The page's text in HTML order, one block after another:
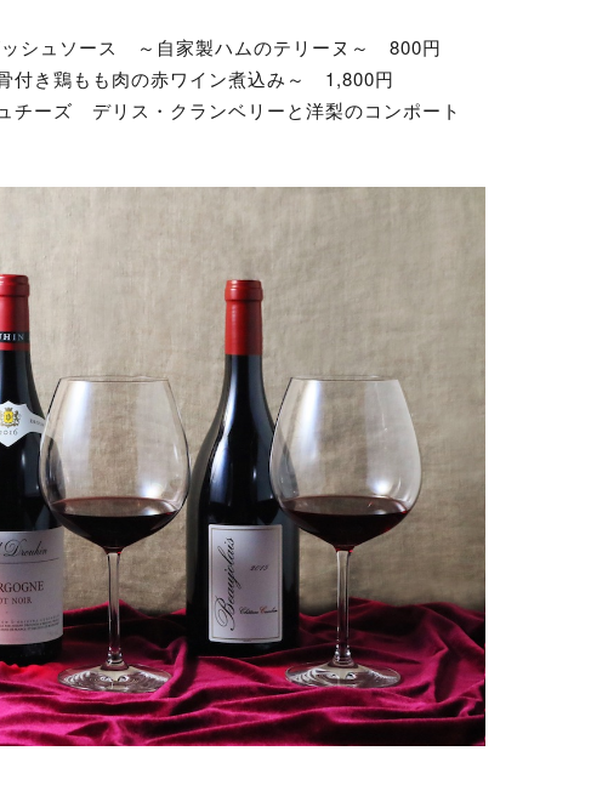
シュソース ～自家製ハムのテリーヌ～ 800円
き鶏もも肉の赤ワイン煮込み～ 1,800円
チーズ デリス・クランベリーと洋梨のコンポート